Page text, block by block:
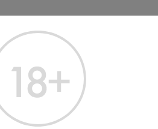
Экспресс»
— самый длинный
производства
точка